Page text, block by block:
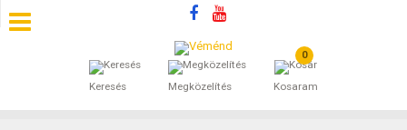
Keresés Megközelítés
0
Kosaram
SZÁLLÁSOK